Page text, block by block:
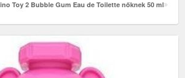
Toy 2 Bubble Gum Eau de Toilette nőknek 50 ml